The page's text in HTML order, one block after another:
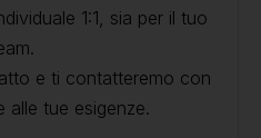
1:1, sia per il tuo
e ti contatteremo con
alle tue esigenze.